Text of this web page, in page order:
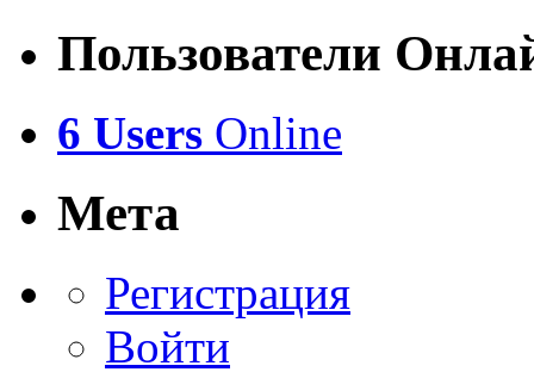
Пользователи
6 Users Online
Мета
Регистрация
Войти